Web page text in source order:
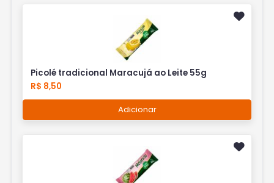
Picolé tradicional Maracujá ao Leite 55g
R$ 8,50
Adicionar